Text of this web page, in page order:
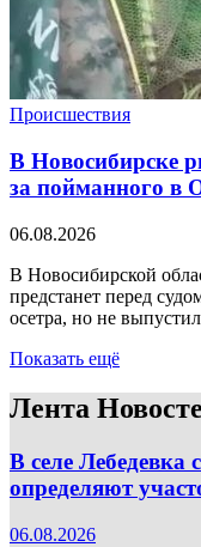
Происшествия
В Новосибирске
за пойманного в
06.08.2026
В Новосибирской
предстанет перед
осетра, но не
Показать ещё
Лента
В селе Лебедевка
определяют
06.08.2026